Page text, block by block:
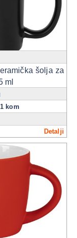
šolja za
ml
kom
Detalji